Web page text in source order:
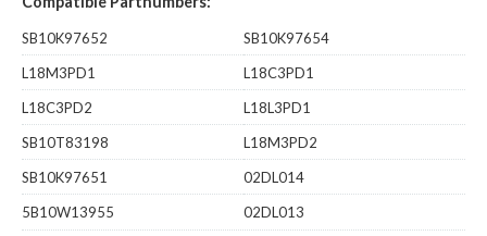
SB10K97652
SB10K97654
L18M3PD1
L18C3PD1
L18C3PD2
L18L3PD1
SB10T83198
L18M3PD2
SB10K97651
02DL014
5B10W13955
02DL013